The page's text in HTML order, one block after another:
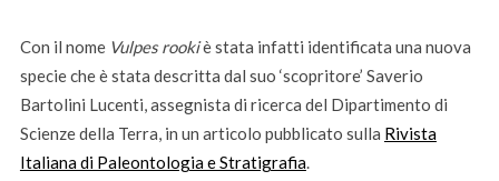
Con il nome Vulpes rookiè stata infatti identificata una nuova
specie che è stata descritta dal suo ‘scopritore’ Saverio
Bartolini Lucenti, assegnista di ricerca del Dipartimento di
Scienze della Terra, in un articolo pubblicato sulla Rivista
Italiana di Paleontologia e Stratigrafia.